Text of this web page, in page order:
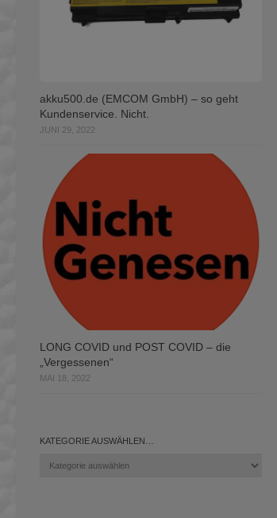
akku500.de (EMCOM GmbH) – so geht
Kundenservice. Nicht.
JUNI 29, 2022
LONG COVID und POST COVID – die
„Vergessenen“
MAI 18, 2022
KATEGORIE AUSWÄHLEN…
Kategorie